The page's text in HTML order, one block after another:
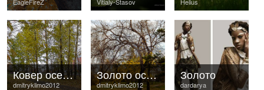
dmitryklimo2012
Ковер осени...
dmitryklimo2012
Золото осени.
dardarya
Золото